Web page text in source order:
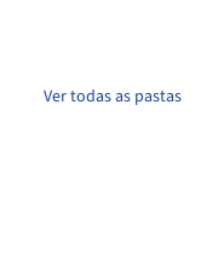
Ver todas as pastas